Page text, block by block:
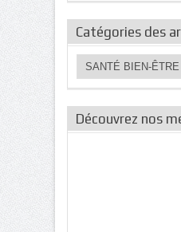
Catégories des
Catégories
des
Découvrez nos